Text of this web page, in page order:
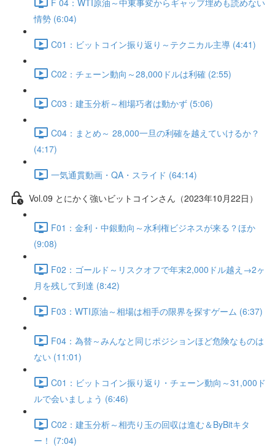
情勢 (6:04)
C01：ビットコイン振り返り～テクニカル主導 (4:41)
C02：チェーン動向～28,000ドルは利確 (2:55)
C03：建玉分析～相場巧者は動かず (5:06)
C04：まとめ～ 28,000一旦の利確を越えていけるか？
(4:17)
一気通貫動画・QA・スライド (64:14)
Vol.09 とにかく強いビットコインさん（2023年10月22日）
F01：金利・中銀動向～水利権ビジネスが来る？ほか
(9:08)
F02：ゴールド～リスクオフで年末2,000ドル越え→2ヶ
月を残して到達 (8:42)
F03：WTI原油～相場は相手の限界を探すゲーム (6:37)
F04：為替～みんなと同じポジションほど危険なものは
ない (11:01)
C01：ビットコイン振り返り・チェーン動向～31,000ド
ルで会いましょう (6:46)
C02：建玉分析～相売り玉の回収は進む＆ByBitキタ
ー！ (7:04)